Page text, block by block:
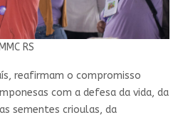
RS
reafirmam o compromisso
com a defesa da vida, da
sementes crioulas, da